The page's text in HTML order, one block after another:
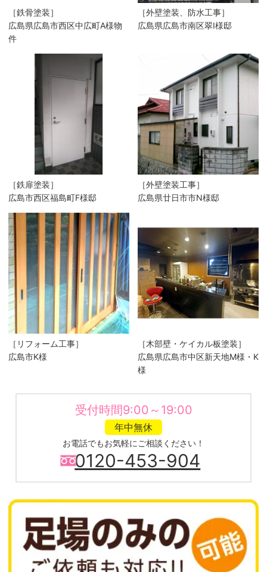
［鉄骨塗装］
広島県広島市西区中広町A様物
件
［外壁塗装、防水工事］
広島県広島市南区翠I様邸
［鉄扉塗装］
広島市西区福島町F様邸
［外壁塗装工事］
広島県廿日市市N様邸
［リフォーム工事］
広島市K様
［木部壁・ケイカル板塗装］
広島県広島市中区新天地M様・K
様
受付時間9:00～19:00
年中無休
お電話でもお気軽にご相談ください！
0120-453-904